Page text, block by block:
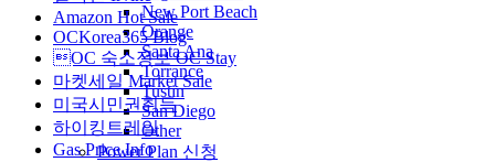
New Port Beach
Orange
Santa Ana
Torrance
Tustin
San Diego
Other
Power Plan 신청
Amazon Hot Sale
OCKorea365 Blog
OC 숙소정보 OC Stay
마켓세일 Market Sale
미국시민권취득
하이킹트레일
Gas Price Info